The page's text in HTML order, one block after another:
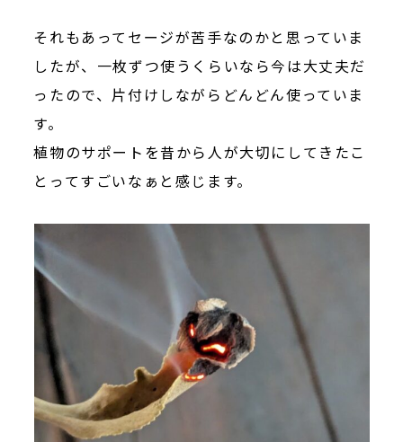
それもあってセージが苦手なのかと思っていま
したが、一枚ずつ使うくらいなら今は大丈夫だ
ったので、片付けしながらどんどん使っていま
す。
植物のサポートを昔から人が大切にしてきたこ
とってすごいなぁと感じます。